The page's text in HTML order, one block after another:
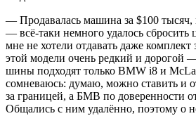
— Продавалась машина за $100 тысяч,
— всё-таки немного удалось сбросить
мне не хотели отдавать даже
этой модели очень редкий и дорогой
шины подходят только BMW i8 и
сомневаюсь: думаю, можно ставить и
за границей, а БМВ по доверенности
Общались с ним удалённо, поэтому о